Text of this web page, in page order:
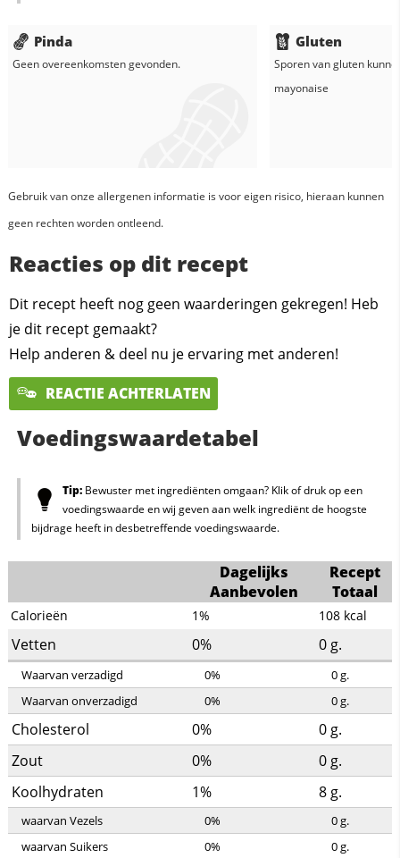
Pinda
Geen overeenkomsten gevonden.
Gluten
Sporen van gluten
mayonaise
Gebruik van onze allergenen informatie is voor eigen risico, hieraan kunnen
geen rechten worden ontleend.
Reacties op dit recept
Dit recept heeft nog geen waarderingen gekregen! Heb
je dit recept gemaakt?
Help anderen & deel nu je ervaring met anderen!
REACTIE ACHTERLATEN
Voedingswaardetabel
Tip:Bewuster met ingrediënten omgaan? Klik of druk op een
voedingswaarde en wij geven aan welk ingrediënt de hoogste
bijdrage heeft in desbetreffende voedingswaarde.
Dagelijks
Aanbevolen
Recept
Totaal
Calorieën 1% 108 kcal
Vetten 0% 0 g.
Waarvan verzadigd 0% 0g.
Waarvan onverzadigd
0% 0g.
Cholesterol 0% 0 g.
Zout
0% 0 g.
Koolhydraten
1% 8 g.
waarvan Vezels 0% 0g.
waarvan Suikers
0% 0g.